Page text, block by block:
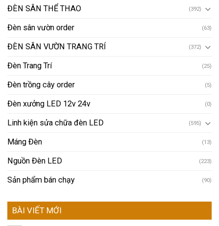
ĐÈN SÂN THỂ THAO (392)
Đèn sân vườn order (63)
ĐÈN SÂN VƯỜN TRANG TRÍ (372)
Đèn Trang Trí (25)
Đèn trồng cây order (5)
Đèn xưởng LED 12v 24v (0)
Linh kiện sửa chữa đèn LED (595)
Máng Đèn (13)
Nguồn Đèn LED (223)
Sản phẩm bán chạy (90)
BÀI VIẾT MỚI